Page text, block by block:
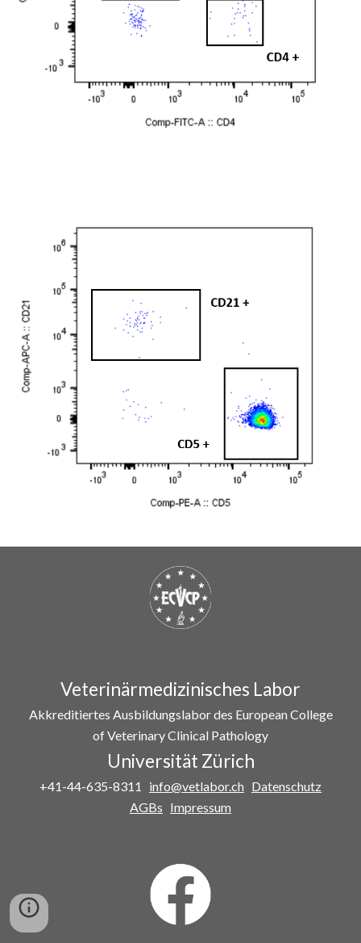
Veterinärmedizinisches Labor
Akkreditiertes Ausbildungslabor des European College
of Veterinary Clinical Pathology
Universität Zürich
+41-44-635-8311 info@vetlabor.ch Datenschutz
AGBs Impressum